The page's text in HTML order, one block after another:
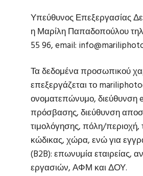
Υπεύθυνος Επεξεργασίας
η Μαρίλη Παπαδοπούλου
55 96, email:
Τα δεδομένα προσωπικού
επεξεργάζεται το
ονοματεπώνυμο, διεύθυνση
πρόσβασης, διεύθυνση
τιμολόγησης, πόλη/περιοχή,
κώδικας, χώρα, ενώ για
(B2B): επωνυμία εταιρείας,
εργασιών, ΑΦΜ και ΔΟΥ.